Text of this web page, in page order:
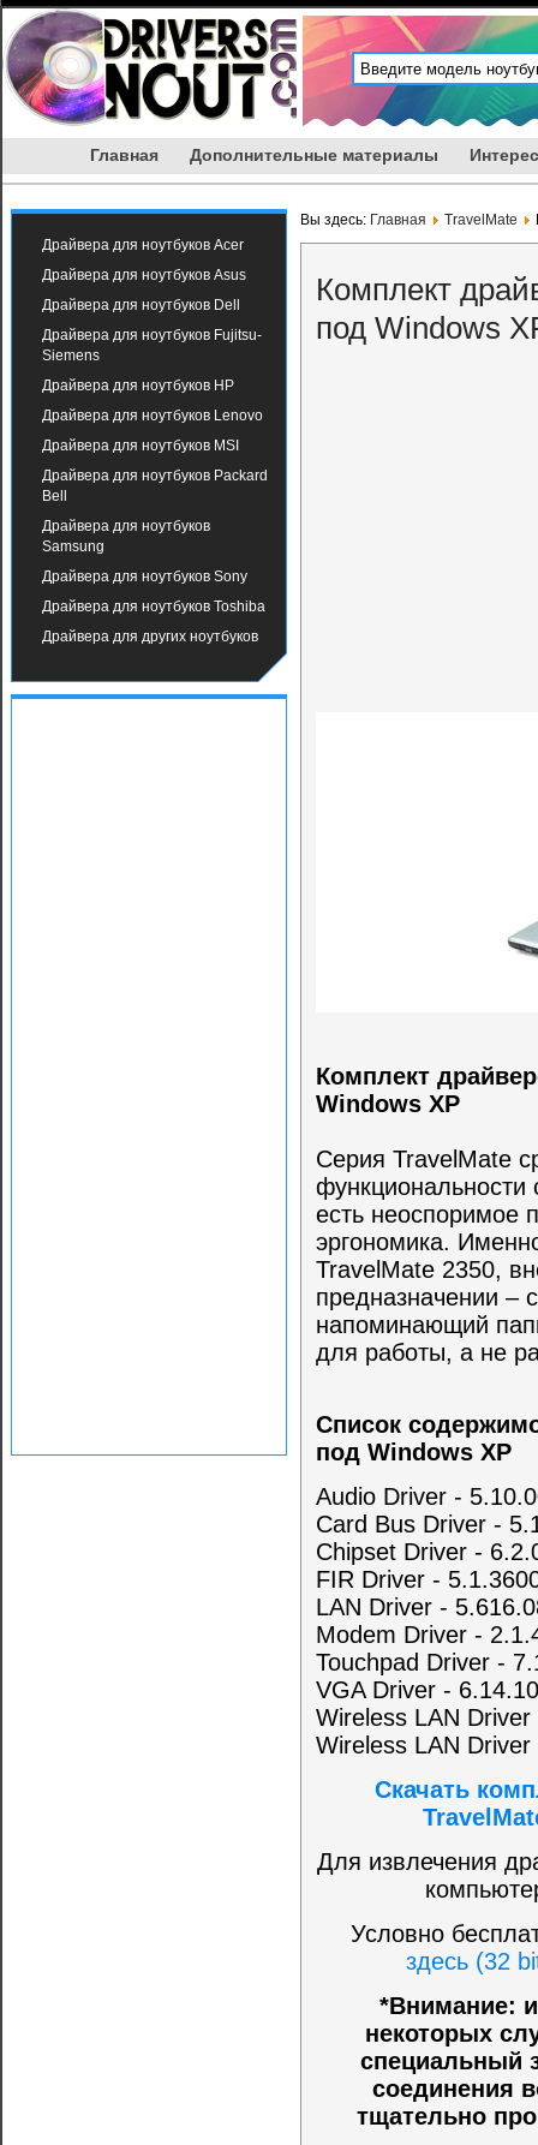
Главная Дополнительные материалы
Драйвера для ноутбуков Acer
Драйвера для ноутбуков Asus
Драйвера для ноутбуков Dell
Драйвера для ноутбуков Fujitsu-
Siemens
Драйвера для ноутбуков HP
Драйвера для ноутбуков Lenovo
Драйвера для ноутбуков MSI
Драйвера для ноутбуков Packard
Bell
Драйвера для ноутбуков
Samsung
Драйвера для ноутбуков Sony
Драйвера для ноутбуков Toshiba
Драйвера для других ноутбуков
Вы здесь: Главная TravelMate
Комплект
под Windows
Комплект
Windows XP
Серия TravelMate
есть неоспоримое
эргономика.
TravelMate 2350,
предназначении –
напоминающий
для работы, а не
Список
под Windows XP
Audio Driver -
Card Bus Driver -
Chipset Driver -
FIR Driver -
LAN Driver -
Modem Driver -
Touchpad Driver -
VGA Driver -
Wireless LAN
Wireless LAN
Скачать
Для извлечения
Условно
здесь (32
*Внимание:
некоторых
специальный
соединения
тщательно